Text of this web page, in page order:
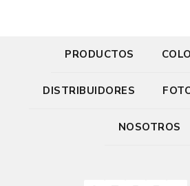
PRODUCTOS
DISTRIBUIDORES
NOSOTROS